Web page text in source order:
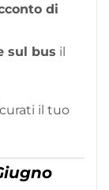
di
sul bus il
il tuo